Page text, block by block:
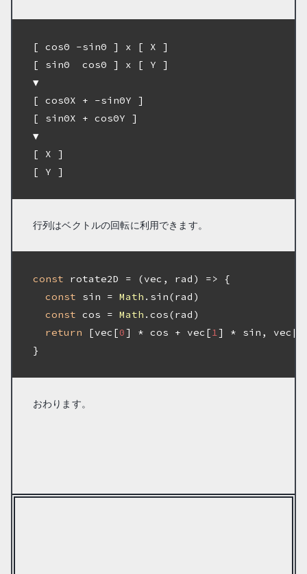
[ cosΘ -sinΘ ] x
[ X ]
[ sinΘ  cosΘ ]
x
[ Y ]
[ cosΘX + -sinΘY ]
[ sinΘX + cosΘY ]
[ X ]
[ Y ]
行列はベクトルの回転に利用できます。
const rotate2D = (vec, rad ) => {
const sin = Math .sin(rad)
const cos = Math .cos(rad)
return [vec[0] * cos + vec[1] * sin, vec[
}
おわります。